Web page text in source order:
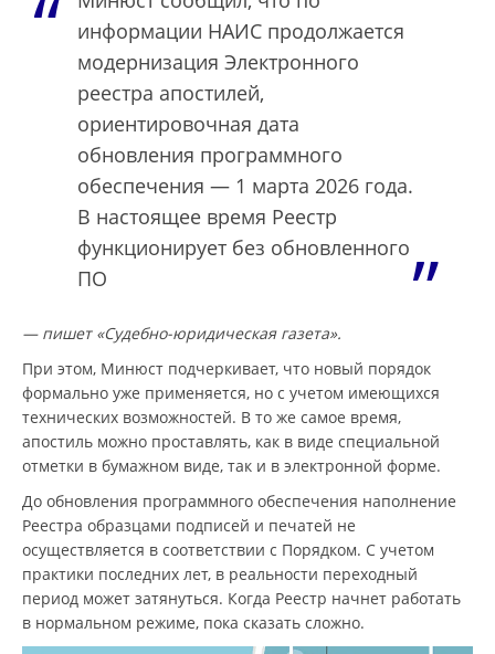
информации НАИС продолжается
модернизация Электронного
реестра апостилей,
ориентировочная дата
обновления программного
обеспечения — 1 марта 2026 года.
В настоящее время Реестр
функционирует без обновленного
ПО
— пишет «Судебно-юридическая газета».
При этом, Минюст подчеркивает, что новый порядок
формально уже применяется, но с учетом имеющихся
технических возможностей. В то же самое время,
апостиль можно проставлять, как в виде специальной
отметки в бумажном виде, так и в электронной форме.
До обновления программного обеспечения наполнение
Реестра образцами подписей и печатей не
осуществляется в соответствии с Порядком. С учетом
практики последних лет, в реальности переходный
период может затянуться. Когда Реестр начнет работать
в нормальном режиме, пока сказать сложно.